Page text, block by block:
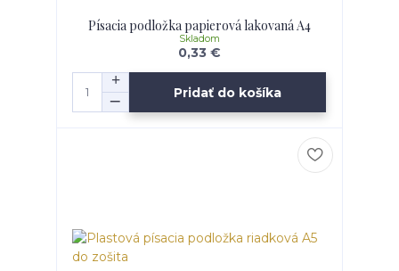
Písacia podložka papierová lakovaná A4
0,33 €
Skladom
Pridať do košíka